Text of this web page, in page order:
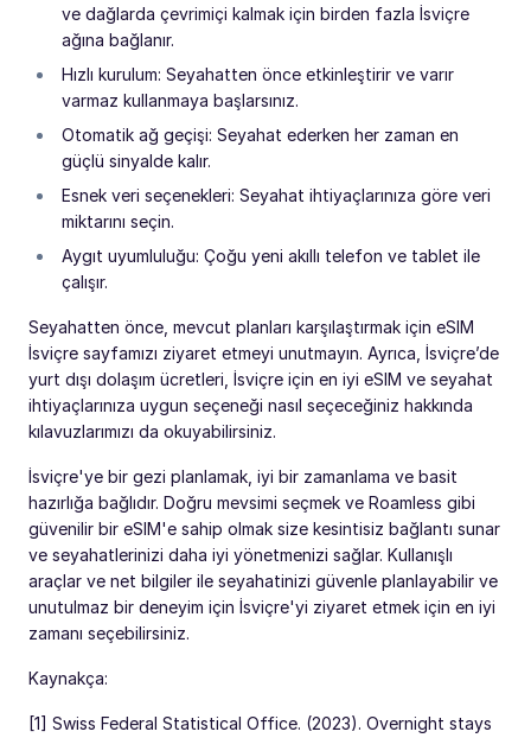
ve dağlarda çevrimiçi kalmak için birden fazla İsviçre
ağına bağlanır.
Hızlı kurulum: Seyahatten önce etkinleştirir ve varır
varmaz kullanmaya başlarsınız.
Otomatik ağ geçişi: Seyahat ederken her zaman en
güçlü sinyalde kalır.
Esnek veri seçenekleri: Seyahat ihtiyaçlarınıza göre veri
miktarını seçin.
Aygıt uyumluluğu: Çoğu yeni akıllı telefon ve tablet ile
çalışır.
Seyahatten önce, mevcut planları karşılaştırmak için eSIM
İsviçre sayfamızı ziyaret etmeyi unutmayın. Ayrıca, İsviçre’de
yurt dışı dolaşım ücretleri, İsviçre için en iyi eSIM ve seyahat
ihtiyaçlarınıza uygun seçeneği nasıl seçeceğiniz hakkında
kılavuzlarımızı da okuyabilirsiniz.
İsviçre'ye bir gezi planlamak, iyi bir zamanlama ve basit
hazırlığa bağlıdır. Doğru mevsimi seçmek ve Roamless gibi
güvenilir bir eSIM'e sahip olmak size kesintisiz bağlantı sunar
ve seyahatlerinizi daha iyi yönetmenizi sağlar. Kullanışlı
araçlar ve net bilgiler ile seyahatinizi güvenle planlayabilir ve
unutulmaz bir deneyim için İsviçre'yi ziyaret etmek için en iyi
zamanı seçebilirsiniz.
Kaynakça:
[1] Swiss Federal Statistical Office. (2023). Overnight stays